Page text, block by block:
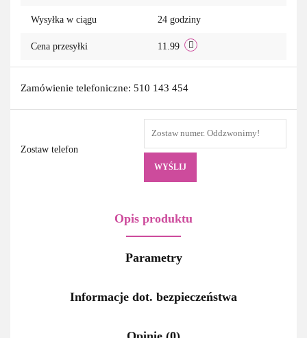
Wysyłka w ciągu 24 godziny
Cena przesyłki 11.99
Zamówienie telefoniczne: 510 143 454
Zostaw telefon
WYŚLIJ
Opis produktu
Parametry
Informacje dot. bezpieczeństwa